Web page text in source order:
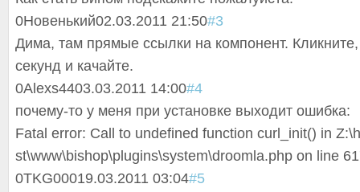
0Новенький02.03.2011 21:50#3
Дима, там прямые ссылки на компонент.
секунд и качайте.
0Alexs4403.03.2011 14:00#4
почему-то у меня при установке выходит ошибка:
Fatal error: Call to undefined function curl_init() in
st\www\bishop\p lugins\system\droomla.php on line
0TKG00019.03.2011 03:04#5